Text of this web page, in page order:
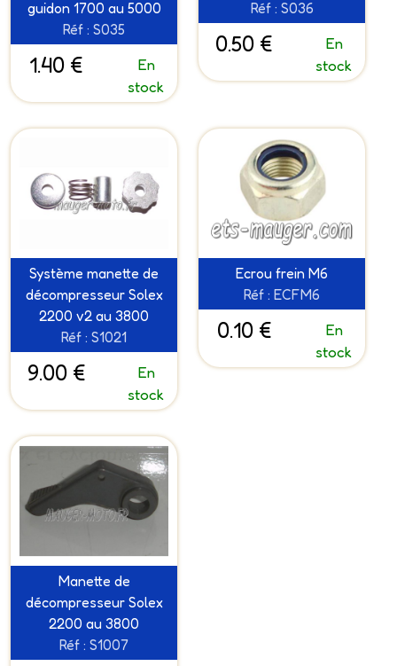
guidon 1700 au 5000
Réf : S035
1.40 €
En
stock
Réf : S036
0.50 €
En
stock
Système manette de
décompresseur Solex
2200 v2 au 3800
Réf : S1021
9.00 €
En
stock
Ecrou frein M6
Réf : ECFM6
0.10 €
En
stock
Manette de
décompresseur Solex
2200 au 3800
Réf : S1007